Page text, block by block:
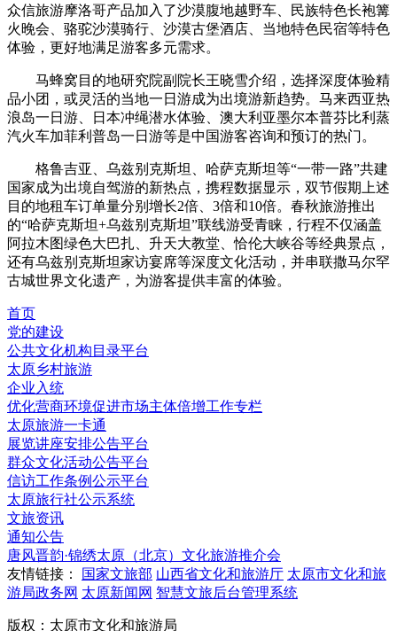
众信旅游摩洛哥产品加入了沙漠腹地越野车、民族特色长袍篝
火晚会、骆驼沙漠骑行、沙漠古堡酒店、当地特色民宿等特色
体验，更好地满足游客多元需求。
马蜂窝目的地研究院副院长王晓雪介绍，选择深度体验精
品小团，或灵活的当地一日游成为出境游新趋势。马来西亚热
浪岛一日游、日本冲绳潜水体验、澳大利亚墨尔本普芬比利蒸
汽火车加菲利普岛一日游等是中国游客咨询和预订的热门。
格鲁吉亚、乌兹别克斯坦、哈萨克斯坦等“一带一路”共建
国家成为出境自驾游的新热点，携程数据显示，双节假期上述
目的地租车订单量分别增长2倍、3倍和10倍。春秋旅游推出
的“哈萨克斯坦+乌兹别克斯坦”联线游受青睐，行程不仅涵盖
阿拉木图绿色大巴扎、升天大教堂、恰伦大峡谷等经典景点，
还有乌兹别克斯坦家访宴席等深度文化活动，并串联撒马尔罕
古城世界文化遗产，为游客提供丰富的体验。
首页
党的建设
公共文化机构目录平台
太原乡村旅游
企业入统
优化营商环境促进市场主体倍增工作专栏
太原旅游一卡通
展览讲座安排公告平台
群众文化活动公告平台
信访工作条例公示平台
太原旅行社公示系统
文旅资讯
通知公告
唐风晋韵·锦绣太原（北京）文化旅游推介会
友情链接：
国家文旅部 山西省文化和旅游厅 太原市文化和旅
游局政务网 太原新闻网 智慧文旅后台管理系统
版权：太原市文化和旅游局